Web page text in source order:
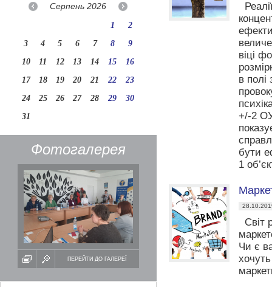
Серпень2026
1
2
3
4 5 6 7 8
9
10
11 12 13 14 15
16
17
18 19 20 21 22
23
24
25 26 27 28 29
30
31
Фотогалерея
ПЕРЕЙТИ ДО ГАЛЕРЕЇ
віці
в полі
+/-2
бути
1
Світ
Чи є